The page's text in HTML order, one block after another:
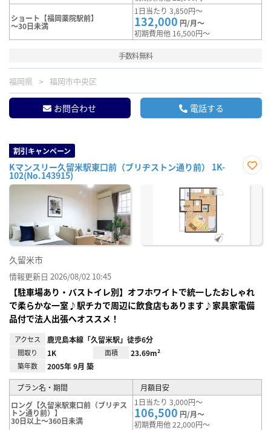
ショート【福岡薬院駅前】
～30日未満
1日当たり 3,850円～
132,000 円/月～
初期費用他 16,500円～
手数料無料
福岡県 福岡市中央区
お問合わせ 電話する
割引キャンペーン
Kマンスリー久留米駅東口前（ブリヂストン通り前） 1K-
102(No.143915)
に入
久留米市
情報更新日 2026/08/02 10:45
【駐車場あり・バストイレ別】オフホワイトで統一したおしゃれ
で柔らかな一室♪駅チカで周辺に飲食店もあります♪家具家電備
品付で法人出張へオススメ！
アクセス 鹿児島本線「久留米駅」徒歩6分
間取り 1K 面積 23.69m²
築年数 2005年 9月 築
プラン名・期間
月額目安
ロング【久留米駅東口前（ブリヂス
トン通り前）】
30日以上～360日未満
1日当たり 3,000円～
106,500 円/月～
初期費用他 22,000円～